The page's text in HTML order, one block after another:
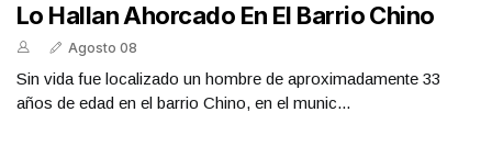
Lo Hallan Ahorcado En El Barrio Chino
Agosto 08
Sin vida fue localizado un hombre de aproximadamente 33
años de edad en el barrio Chino, en el munic...